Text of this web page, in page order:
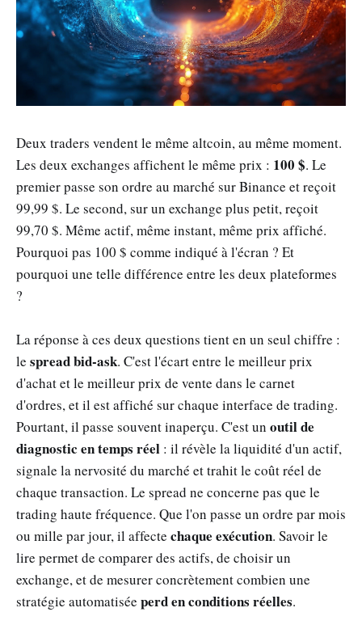
Deux traders vendent le même altcoin, au même moment.
Les deux exchanges affichent le même prix : 100 $. Le
premier passe son ordre au marché sur Binance et reçoit
99,99 $. Le second, sur un exchange plus petit, reçoit
99,70 $. Même actif, même instant, même prix affiché.
Pourquoi pas 100 $ comme indiqué à l'écran ? Et
pourquoi une telle différence entre les deux plateformes
?
La réponse à ces deux questions tient en un seul chiffre :
le spread bid-ask. C'est l'écart entre le meilleur prix
d'achat et le meilleur prix de vente dans le carnet
d'ordres, et il est affiché sur chaque interface de trading.
Pourtant, il passe souvent inaperçu. C'est un outil de
diagnostic en temps réel : il révèle la liquidité d'un actif,
signale la nervosité du marché et trahit le coût réel de
chaque transaction. Le spread ne concerne pas que le
trading haute fréquence. Que l'on passe un ordre par mois
ou mille par jour, il affecte chaque exécution. Savoir le
lire permet de comparer des actifs, de choisir un
exchange, et de mesurer concrètement combien une
stratégie automatisée perd en conditions réelles.